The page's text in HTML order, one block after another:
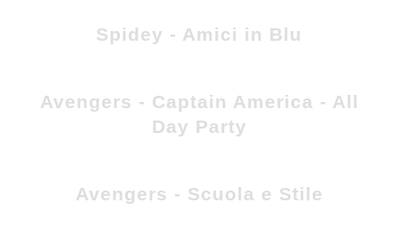
Spidey - Amici in Blu
Avengers - Captain America - All
Day Party
Avengers - Scuola e Stile